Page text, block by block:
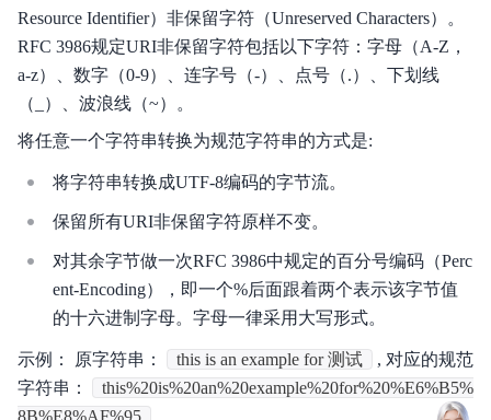
Resource Identifier）非保留字符（Unreserved Characters）。
RFC 3986规定URI非保留字符包括以下字符：字母（A-Z，
a-z）、数字（0-9）、连字号（-）、点号（.）、下划线
（_）、波浪线（~）。
将任意一个字符串转换为规范字符串的方式是:
将字符串转换成UTF-8编码的字节流。
保留所有URI非保留字符原样不变。
对其余字节做一次RFC 3986中规定的百分号编码（Perc
ent-Encoding），即一个%后面跟着两个表示该字节值
的十六进制字母。字母一律采用大写形式。
示例： 原字符串： this is an example for 测试
, 对应的规范
字符串：
this%20is%20an%20example%20for%20%E6%B5%
8B%E8%AF%95